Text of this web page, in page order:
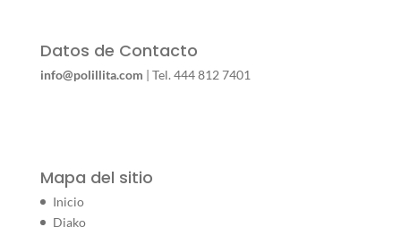
Datos de Contacto
info@polillita.com | Tel. 444 812 7401
Mapa del sitio
Inicio
Diako